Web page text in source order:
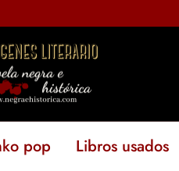
pop Libros usados